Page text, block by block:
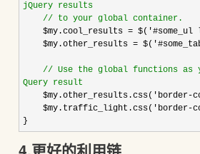
jQuery results
// to your global container.
$my.cool_results= $( '
$my.other_results= $( '
// Use the global functions as
Query result
$my.other_results.css( ' border-
$my.traffic_light.css( ' border-
}
4.更好的利用链